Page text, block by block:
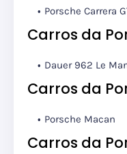
Porsche Carrera
Carros da
Dauer 962 Le
Carros da
Porsche Macan
Carros da